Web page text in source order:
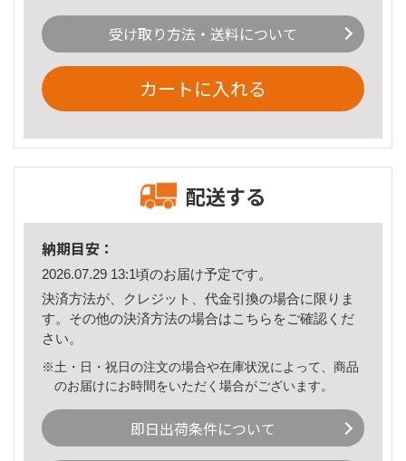
受け取り方法・送料について
カートに入れる
配送する
納期目安：
2026.07.29 13:1頃のお届け予定です。
決済方法が、クレジット、代金引換の場合に限りま
す。その他の決済方法の場合はこちら をご確認くだ
さい。
※土・日・祝日の注文の場合や在庫状況によって、商品
のお届けにお時間をいただく場合がございます。
即日出荷条件について